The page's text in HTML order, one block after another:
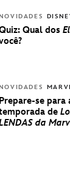
Qual dos
Prepare-se para
de
da